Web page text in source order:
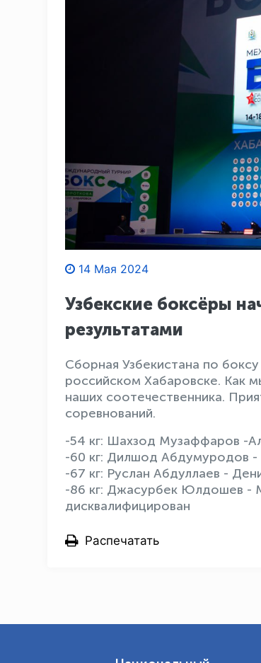
14 Мая 2024
Узбекские боксёры
результатами
Сборная Узбекистана по
российском Хабаровске. Как
наших соотечественника.
соревнований.
-54 кг: Шахзод Музаффаров -
-60 кг: Дилшод Абдумуродов -
-67 кг: Руслан Абдуллаев -
-86 кг: Джасурбек Юлдошев -
дисквалифицирован
Распечатать